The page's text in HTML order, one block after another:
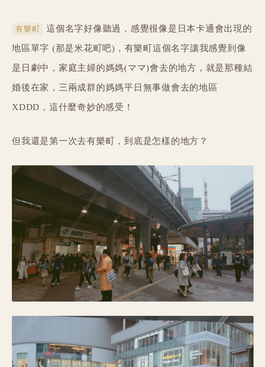
有樂町 這個名字好像聽過，感覺很像是日本卡通會出現的
地區單字 (那是米花町吧)，有樂町這個名字讓我感覺到像
是日劇中，家庭主婦的媽媽(ママ)會去的地方，就是那種結
婚後在家，三兩成群的媽媽平日無事做會去的地區
XDDD，這什麼奇妙的感受！
但我還是第一次去有樂町，到底是怎樣的地方？